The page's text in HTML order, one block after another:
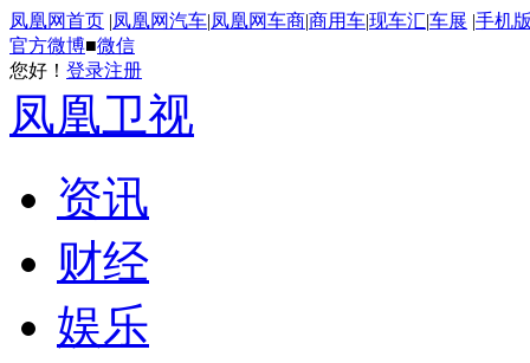
凤凰网首页 |凤凰网汽车|凤凰网车商|商用车|现车汇|车展 |手机
官方微博■微信
您好！ 登录注册
凤凰卫视
资讯
财经
娱乐